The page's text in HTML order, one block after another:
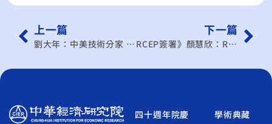
上一篇
劉大年：中美技術分家 趨勢不變
下一篇
RCEP簽署》顏慧欣：RCEP有影響 但非洪水猛獸
四十週年院慶
學術典藏